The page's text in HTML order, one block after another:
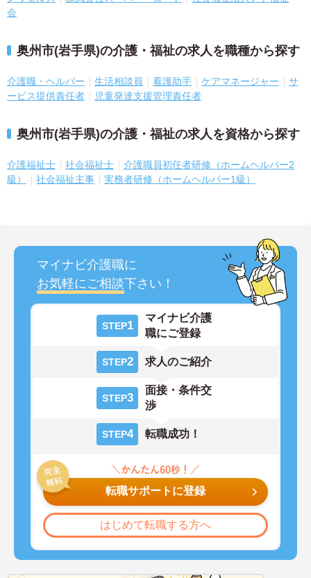
会
奥州市(岩手県)の介護・福祉の求人を職種から探す
介護職・ヘルパー 生活相談員 看護助手 ケアマネージャー
サ
ービス提供責任者
児童発達支援管理責任者
奥州市(岩手県)の介護・福祉の求人を資格から探す
介護福祉士 社会福祉士
介護職員初任者研修（ホームヘルパー2
級）
社会福祉主事 実務者研修（ホームヘルパー1級）
マイナビ介護職に
お気軽にご相談下さい！
STEP1
マイナビ介護
職にご登録
STEP2 求人のご紹介
STEP3
面接・条件交
渉
STEP4 転職成功！
転職サポートに登録
はじめて転職する方へ